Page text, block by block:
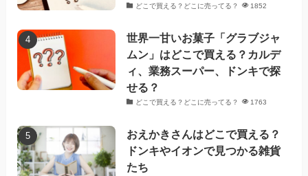
どこで買える？どこに売ってる？ 1852
世界一甘いお菓子「グラブジャ
ムン」はどこで買える？カルデ
ィ、業務スーパー、ドンキで探
せる？
どこで買える？どこに売ってる？ 1763
おえかきさんはどこで買える？
ドンキやイオンで見つかる雑貨
たち